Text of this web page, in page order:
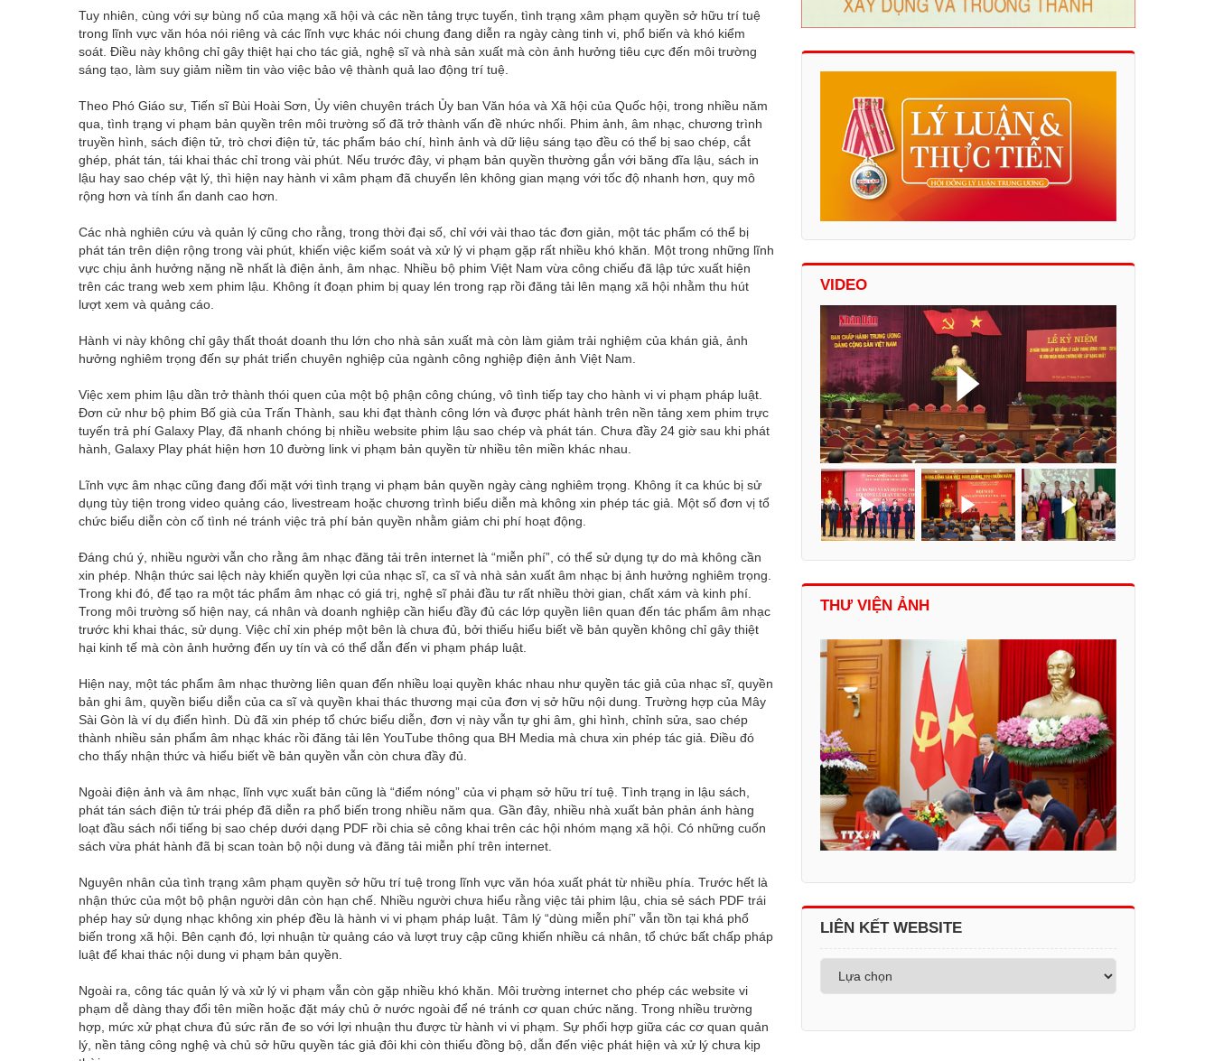
Tuy nhiên, cùng với sự bùng nổ của mạng xã hội và các nền tảng trực tuyến, tình trạng xâm phạm quyền sở hữu trí tuệ
trong lĩnh vực văn hóa nói riêng và các lĩnh vực khác nói chung đang diễn ra ngày càng tinh vi, phổ biến và khó kiểm
soát. Điều này không chỉ gây thiệt hại cho tác giả, nghệ sĩ và nhà sản xuất mà còn ảnh hưởng tiêu cực đến môi trường
sáng tạo, làm suy giảm niềm tin vào việc bảo vệ thành quả lao động trí tuệ.
Theo Phó Giáo sư, Tiến sĩ Bùi Hoài Sơn, Ủy viên chuyên trách Ủy ban Văn hóa và Xã hội của Quốc hội, trong nhiều năm
qua, tình trạng vi phạm bản quyền trên môi trường số đã trở thành vấn đề nhức nhối. Phim ảnh, âm nhạc, chương trình
truyền hình, sách điện tử, trò chơi điện tử, tác phẩm báo chí, hình ảnh và dữ liệu sáng tạo đều có thể bị sao chép, cắt
ghép, phát tán, tái khai thác chỉ trong vài phút. Nếu trước đây, vi phạm bản quyền thường gắn với băng đĩa lậu, sách in
lậu hay sao chép vật lý, thì hiện nay hành vi xâm phạm đã chuyển lên không gian mạng với tốc độ nhanh hơn, quy mô
rộng hơn và tính ẩn danh cao hơn.
Các nhà nghiên cứu và quản lý cũng cho rằng, trong thời đại số, chỉ với vài thao tác đơn giản, một tác phẩm có thể bị
phát tán trên diện rộng trong vài phút, khiến việc kiểm soát và xử lý vi phạm gặp rất nhiều khó khăn. Một trong những lĩnh
vực chịu ảnh hưởng nặng nề nhất là điện ảnh, âm nhạc. Nhiều bộ phim Việt Nam vừa công chiếu đã lập tức xuất hiện
trên các trang web xem phim lậu. Không ít đoạn phim bị quay lén trong rạp rồi đăng tải lên mạng xã hội nhằm thu hút
lượt xem và quảng cáo.
Hành vi này không chỉ gây thất thoát doanh thu lớn cho nhà sản xuất mà còn làm giảm trải nghiệm của khán giả, ảnh
hưởng nghiêm trọng đến sự phát triển chuyên nghiệp của ngành công nghiệp điện ảnh Việt Nam.
Việc xem phim lậu dần trở thành thói quen của một bộ phận công chúng, vô tình tiếp tay cho hành vi vi phạm pháp luật.
Đơn cử như bộ phim Bố già của Trấn Thành, sau khi đạt thành công lớn và được phát hành trên nền tảng xem phim trực
tuyến trả phí Galaxy Play, đã nhanh chóng bị nhiều website phim lậu sao chép và phát tán. Chưa đầy 24 giờ sau khi phát
hành, Galaxy Play phát hiện hơn 10 đường link vi phạm bản quyền từ nhiều tên miền khác nhau.
Lĩnh vực âm nhạc cũng đang đối mặt với tình trạng vi phạm bản quyền ngày càng nghiêm trọng. Không ít ca khúc bị sử
dụng tùy tiện trong video quảng cáo, livestream hoặc chương trình biểu diễn mà không xin phép tác giả. Một số đơn vị tổ
chức biểu diễn còn cố tình né tránh việc trả phí bản quyền nhằm giảm chi phí hoạt động.
Đáng chú ý, nhiều người vẫn cho rằng âm nhạc đăng tải trên internet là “miễn phí”, có thể sử dụng tự do mà không cần
xin phép. Nhận thức sai lệch này khiến quyền lợi của nhạc sĩ, ca sĩ và nhà sản xuất âm nhạc bị ảnh hưởng nghiêm trọng.
Trong khi đó, để tạo ra một tác phẩm âm nhạc có giá trị, nghệ sĩ phải đầu tư rất nhiều thời gian, chất xám và kinh phí.
Trong môi trường số hiện nay, cá nhân và doanh nghiệp cần hiểu đầy đủ các lớp quyền liên quan đến tác phẩm âm nhạc
trước khi khai thác, sử dụng. Việc chỉ xin phép một bên là chưa đủ, bởi thiếu hiểu biết về bản quyền không chỉ gây thiệt
hại kinh tế mà còn ảnh hưởng đến uy tín và có thể dẫn đến vi phạm pháp luật.
Hiện nay, một tác phẩm âm nhạc thường liên quan đến nhiều loại quyền khác nhau như quyền tác giả của nhạc sĩ, quyền
bản ghi âm, quyền biểu diễn của ca sĩ và quyền khai thác thương mại của đơn vị sở hữu nội dung. Trường hợp của Mây
Sài Gòn là ví dụ điển hình. Dù đã xin phép tổ chức biểu diễn, đơn vị này vẫn tự ghi âm, ghi hình, chỉnh sửa, sao chép
thành nhiều sản phẩm âm nhạc khác rồi đăng tải lên YouTube thông qua BH Media mà chưa xin phép tác giả. Điều đó
cho thấy nhận thức và hiểu biết về bản quyền vẫn còn chưa đầy đủ.
Ngoài điện ảnh và âm nhạc, lĩnh vực xuất bản cũng là “điểm nóng” của vi phạm sở hữu trí tuệ. Tình trạng in lậu sách,
phát tán sách điện tử trái phép đã diễn ra phổ biến trong nhiều năm qua. Gần đây, nhiều nhà xuất bản phản ánh hàng
loạt đầu sách nổi tiếng bị sao chép dưới dạng PDF rồi chia sẻ công khai trên các hội nhóm mạng xã hội. Có những cuốn
sách vừa phát hành đã bị scan toàn bộ nội dung và đăng tải miễn phí trên internet.
Nguyên nhân của tình trạng xâm phạm quyền sở hữu trí tuệ trong lĩnh vực văn hóa xuất phát từ nhiều phía. Trước hết là
nhận thức của một bộ phận người dân còn hạn chế. Nhiều người chưa hiểu rằng việc tải phim lậu, chia sẻ sách PDF trái
phép hay sử dụng nhạc không xin phép đều là hành vi vi phạm pháp luật. Tâm lý “dùng miễn phí” vẫn tồn tại khá phổ
biến trong xã hội. Bên cạnh đó, lợi nhuận từ quảng cáo và lượt truy cập cũng khiến nhiều cá nhân, tổ chức bất chấp pháp
luật để khai thác nội dung vi phạm bản quyền.
Ngoài ra, công tác quản lý và xử lý vi phạm vẫn còn gặp nhiều khó khăn. Môi trường internet cho phép các website vi
phạm dễ dàng thay đổi tên miền hoặc đặt máy chủ ở nước ngoài để né tránh cơ quan chức năng. Trong nhiều trường
hợp, mức xử phạt chưa đủ sức răn đe so với lợi nhuận thu được từ hành vi vi phạm. Sự phối hợp giữa các cơ quan quản
lý, nền tảng công nghệ và chủ sở hữu quyền tác giả đôi khi còn thiếu đồng bộ, dẫn đến việc phát hiện và xử lý chưa kịp
VIDEO
THƯ VIỆN ẢNH
LIÊN KẾT WEBSITE